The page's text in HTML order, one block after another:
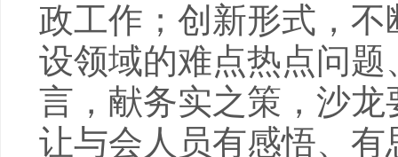
政工作；创新形式，
设领域的难点热点问
言，献务实之策，沙
让与会人员有感悟、